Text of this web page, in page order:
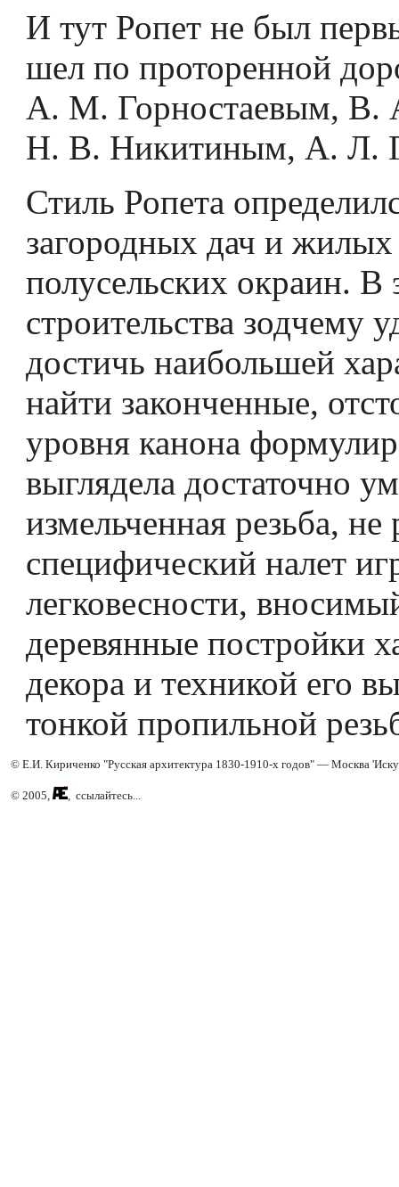
И тут Ропет не был
шел по проторенной
А. М. Горностаевым, В.
Н. В. Никитиным, А. Л.
Стиль Ропета
загородных дач и
полусельских окраин. В
строительства зодчему
достичь наибольшей
найти законченные,
уровня канона
выглядела достаточно
измельченная резьба, не
специфический налет
легковесности,
деревянные постройки
декора и техникой его
тонкой пропильной
© Е.И. Кириченко "Русская архитектура 1830-1910-х годов" — Москва
© 2005, , ссылайтесь...